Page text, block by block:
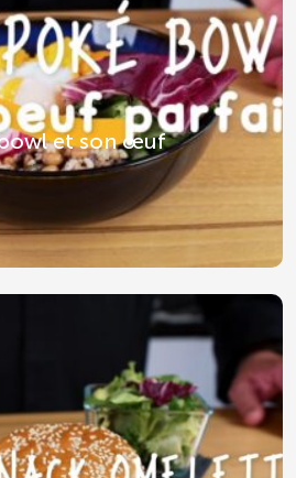
et son œuf